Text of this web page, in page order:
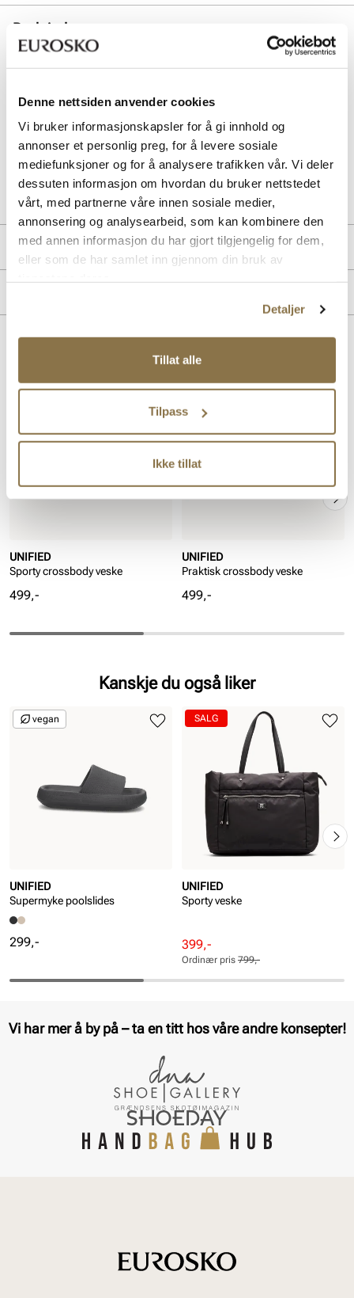
Denne nettsiden anvender cookies
Vi bruker informasjonskapsler for å gi innhold og
annonser et personlig preg, for å levere sosiale
mediefunksjoner og for å analysere trafikken vår. Vi deler
dessuten informasjon om hvordan du bruker nettstedet
vårt, med partnerne våre innen sosiale medier,
annonsering og analysearbeid, som kan kombinere den
med annen informasjon du har gjort tilgjengelig for dem,
eller som de har samlet inn gjennom din bruk av
Detaljer
Tillat alle
Tilpass
Ikke tillat
Beskrivelse
Sporty, lett og smart veske fra Unified. Crossbody veske i tekstil med
Vesken har i tillegg tre enkle lommer på innsiden. Smart liten
glidelåslomme i front og på baksiden. Modellen har en justerbar
skulderrem i tekstil. Mål: L = 20 cm, H = 14 cm, B = 5 cm.
Art. nr
96163422
Lev. art. nr
8381
Produktdetaljer
Overdel:Nylon
Lignende produkter
UNIFIED
Sporty crossbody veske
Pris
499,-
vegan
UNIFIED
Praktisk crossbody veske
Pris
499,-
vegan
Kanskje du også liker
UNIFIED
Supermyke poolslides
Pris
299,-
vegan
UNIFIED
Sporty veske
Rabattert
pris
Pris
399,-
Ordinær
pris
Pris
Ordinær pris 799,-
SALG
Vi har mer å by på – ta en titt hos våre andre konsepter!